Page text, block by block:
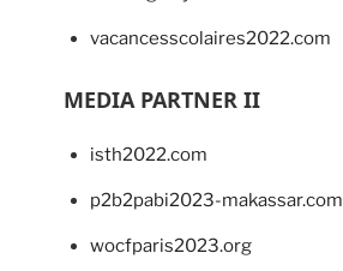
vacancesscolaires2022.com
MEDIA PARTNER II
isth2022.com
p2b2pabi2023-makassar.com
wocfparis2023.org